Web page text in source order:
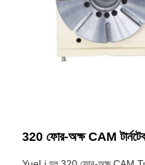
320 ফোর-অক্ষ CAM